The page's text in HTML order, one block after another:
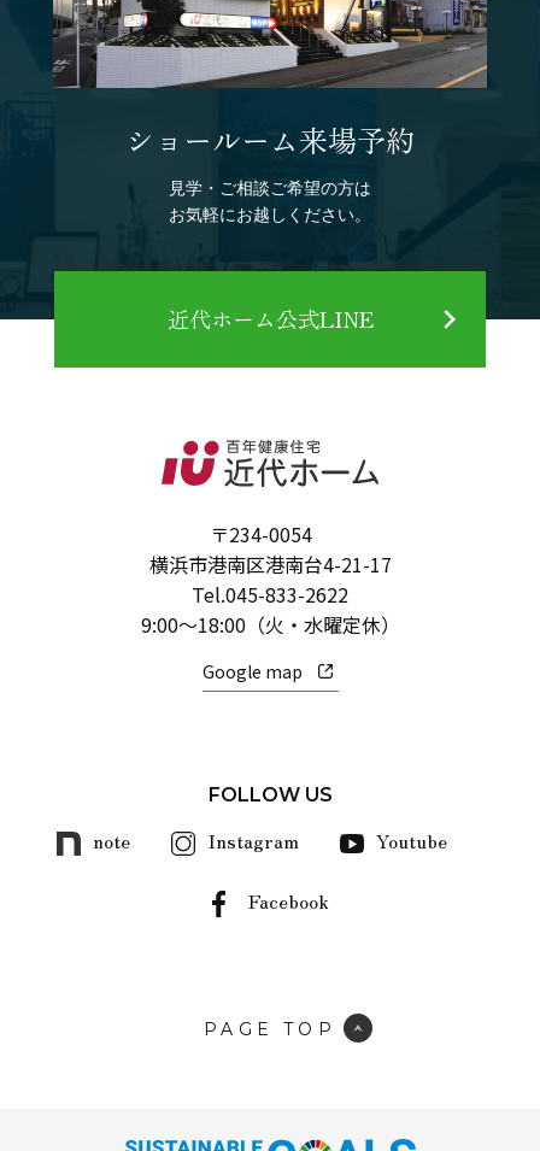
ショールーム来場予約
見学・ご相談ご希望の方は
お気軽にお越しください。
近代ホーム公式LINE
〒234-0054
横浜市港南区港南台4-21-17
Tel.045-833-2622
9:00～18:00（火・水曜定休）
Google map
FOLLOW US
note Instagram Youtube
Facebook
PAGE TOP